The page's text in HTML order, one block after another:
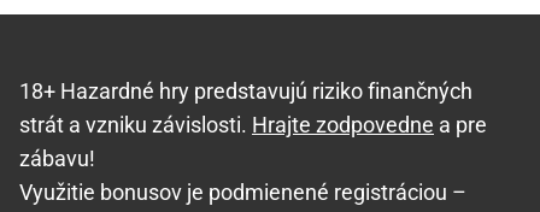
18+ Hazardné hry predstavujú riziko finančných
strát a vzniku závislosti. Hrajte zodpovedne a pre
zábavu!
Využitie bonusov je podmienené registráciou –